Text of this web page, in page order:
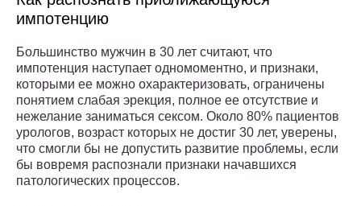
импотенцию
Большинство мужчин в 30 лет считают, что
импотенция наступает одномоментно, и признаки,
которыми ее можно охарактеризовать, ограничены
понятием слабая эрекция, полное ее отсутствие и
нежелание заниматься сексом. Около 80% пациентов
урологов, возраст которых не достиг 30 лет, уверены,
что смогли бы не допустить развитие проблемы, если
бы вовремя распознали признаки начавшихся
патологических процессов.